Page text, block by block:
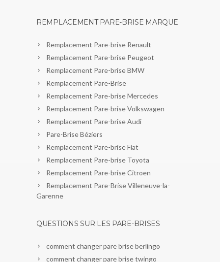
REMPLACEMENT PARE-BRISE MARQUE
Remplacement Pare-brise Renault
Remplacement Pare-brise Peugeot
Remplacement Pare-brise BMW
Remplacement Pare-Brise
Remplacement Pare-brise Mercedes
Remplacement Pare-brise Volkswagen
Remplacement Pare-brise Audi
Pare-Brise Béziers
Remplacement Pare-brise Fiat
Remplacement Pare-brise Toyota
Remplacement Pare-brise Citroen
Remplacement Pare-Brise Villeneuve-la-
Garenne
QUESTIONS SUR LES PARE-BRISES
comment changer pare brise berlingo
comment changer pare brise twingo